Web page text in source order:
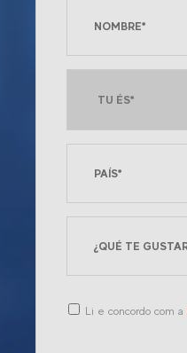
Li e concordo com a